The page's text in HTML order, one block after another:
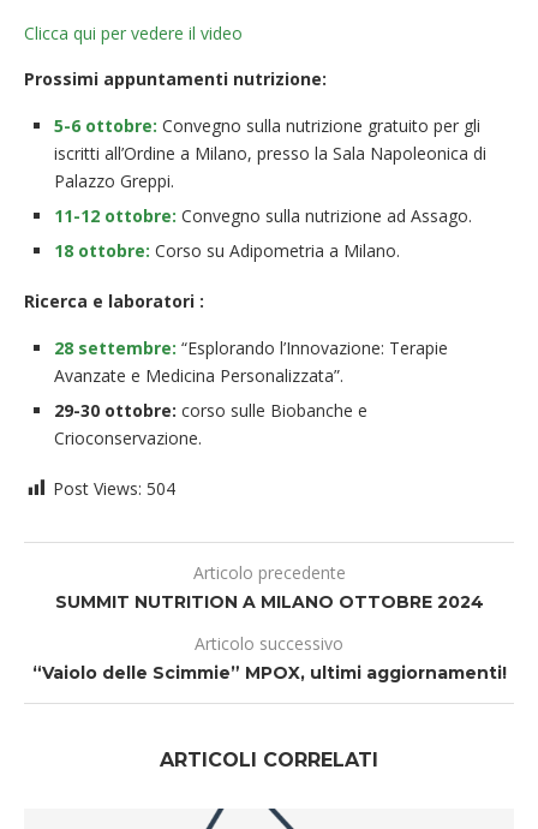
Clicca qui per vedere il video
Prossimi appuntamenti nutrizione:
5-6 ottobre: Convegno sulla nutrizione gratuito per gli
iscritti all’Ordine a Milano, presso la Sala Napoleonica di
Palazzo Greppi.
11-12 ottobre: Convegno sulla nutrizione ad Assago.
18 ottobre: Corso su Adipometria a Milano.
Ricerca e laboratori :
28 settembre: “Esplorando l’Innovazione: Terapie
Avanzate e Medicina Personalizzata”.
29-30 ottobre: corso sulle Biobanche e
Crioconservazione.
Post Views: 504
Articolo precedente
SUMMIT NUTRITION A MILANO OTTOBRE 2024
Articolo successivo
“Vaiolo delle Scimmie” MPOX, ultimi aggiornamenti!
ARTICOLI CORRELATI